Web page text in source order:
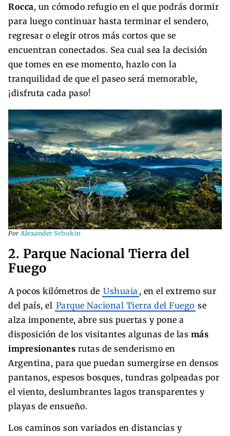
Rocca, un cómodo refugio en el que podrás dormir
para luego continuar hasta terminar el sendero,
regresar o elegir otros más cortos que se
encuentran conectados. Sea cual sea la decisión
que tomes en ese momento, hazlo con la
tranquilidad de que el paseo será memorable,
¡disfruta cada paso!
Por Alexander Schukin
2. Parque Nacional Tierra del
Fuego
A pocos kilómetros de Ushuaia , en el extremo sur
del país, el Parque Nacional Tierra del Fuego se
alza imponente, abre sus puertas y pone a
disposición de los visitantes algunas de las más
impresionantes rutas de senderismo en
Argentina, para que puedan sumergirse en densos
pantanos, espesos bosques, tundras golpeadas por
el viento, deslumbrantes lagos transparentes y
playas de ensueño.
Los caminos son variados en distancias y